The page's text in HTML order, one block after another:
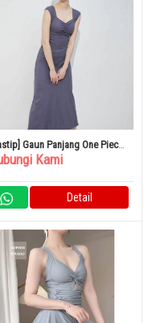
Gaun Panjang One Piece
DuoKami
Detail